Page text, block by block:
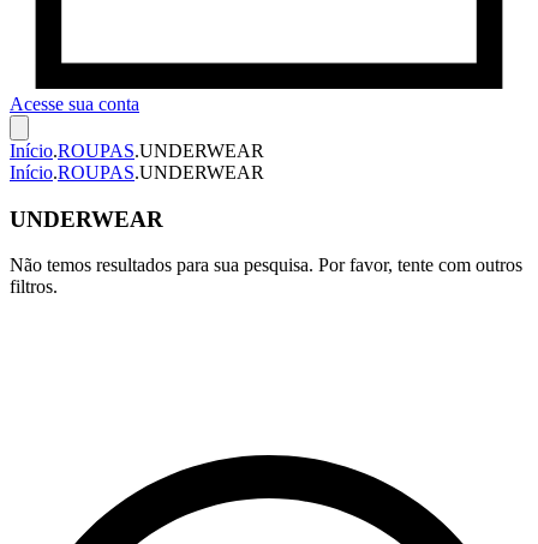
Acesse sua conta
Início.ROUPAS.UNDERWEAR
Início.ROUPAS.UNDERWEAR
UNDERWEAR
Não temos resultados para sua pesquisa. Por favor, tente com outros
filtros.